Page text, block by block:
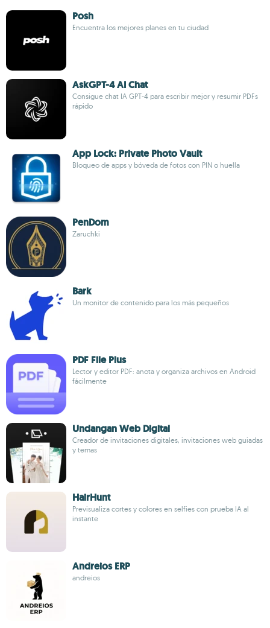
Posh
Encuentra los mejores planes en tu ciudad
AskGPT-4 AI Chat
Consigue chat IA GPT-4 para escribir mejor y resumir PDFs
rápido
App Lock: Private Photo Vault
Bloqueo de apps y bóveda de fotos con PIN o huella
PenDom
Zaruchki
Bark
Un monitor de contenido para los más pequeños
PDF File Plus
Lector y editor PDF: anota y organiza archivos en Android
fácilmente
Undangan Web Digital
Creador de invitaciones digitales, invitaciones web guiadas
y temas
HairHunt
Previsualiza cortes y colores en selfies con prueba IA al
instante
Andreios ERP
andreios